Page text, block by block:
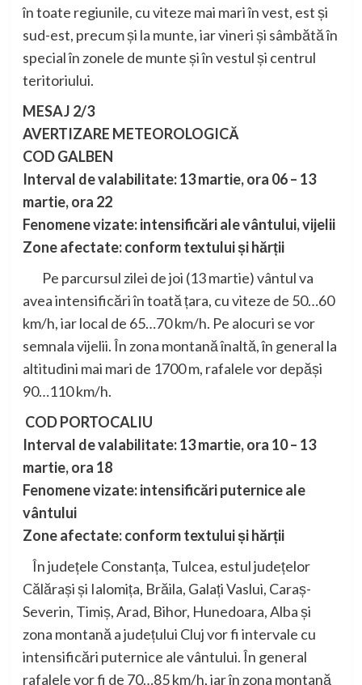
în toate regiunile, cu viteze mai mari în vest, est și
sud-est, precum și la munte, iar vineri și sâmbătă în
special în zonele de munte și în vestul și centrul
teritoriului.
MESAJ 2/3
AVERTIZARE METEOROLOGICĂ
COD GALBEN
Interval de valabilitate: 13 martie, ora 06 – 13
martie, ora 22
Fenomene vizate: intensificări ale vântului, vijelii
Zone afectate: conform textului și hărții
Pe parcursul zilei de joi (13 martie) vântul va
avea intensificări în toată țara, cu viteze de 50…60
km/h, iar local de 65…70 km/h. Pe alocuri se vor
semnala vijelii. În zona montană înaltă, în general la
altitudini mai mari de 1700 m, rafalele vor depăși
90…110 km/h.
COD PORTOCALIU
Interval de valabilitate: 13 martie, ora 10 – 13
martie, ora 18
Fenomene vizate: intensificări puternice ale
vântului
Zone afectate: conform textului și hărții
În județele Constanța, Tulcea, estul județelor
Călărași și Ialomița, Brăila, Galați Vaslui, Caraș-
Severin, Timiș, Arad, Bihor, Hunedoara, Alba și
zona montană a județului Cluj vor fi intervale cu
intensificări puternice ale vântului. În general
rafalele vor fi de 70…85 km/h, iar în zona montană